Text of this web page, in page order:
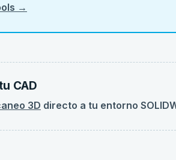
→
CAD
3D directo a tu entorno